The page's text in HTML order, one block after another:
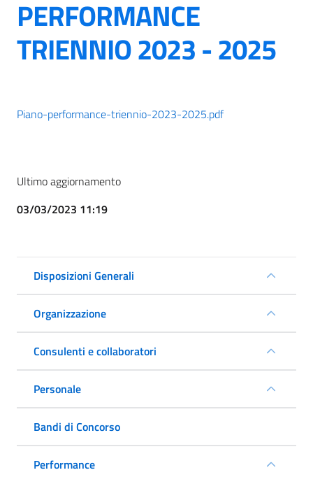
PERFORMANCE
TRIENNIO 2023 - 2025
Piano-performance-triennio-2023-2025.pdf
Ultimo aggiornamento
03/03/2023 11:19
Disposizioni Generali
Organizzazione
Consulenti e collaboratori
Personale
Bandi di Concorso
Performance